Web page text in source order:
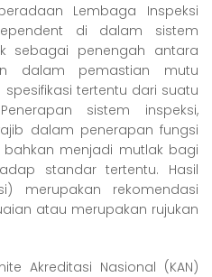
Lembaga Inspeksi
di dalam sistem
sebagai penengah antara
dalam pemastian mutu
tertentu dari suatu
sistem inspeksi,
dalam penerapan fungsi
menjadi mutlak bagi
standar tertentu. Hasil
merupakan rekomendasi
atau merupakan rujukan
Akreditasi Nasional (KAN)